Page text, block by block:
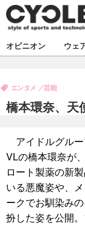
製品/用品
飲食
コラム
ボイス
デバイス
ビジネス
海外
スポーツ
短信
選手
動画
イベント
試乗会
ツアー
エンタメ
芸能
話題
ライフ
社会
オピニオン ウェ
橋本環奈、天
エンタメ 芸能
アイドルグル
VLの橋本環奈が
ロート製薬の新
いる悪魔姿や、
ークでお馴染み
扮した姿を公開